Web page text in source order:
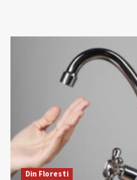
Din Floresti